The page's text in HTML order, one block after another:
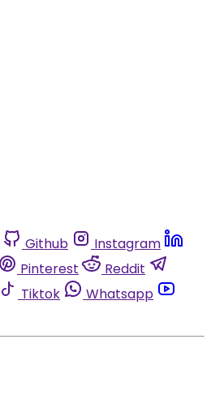
Github
Instagram
Pinterest
Reddit
Tiktok
Whatsapp